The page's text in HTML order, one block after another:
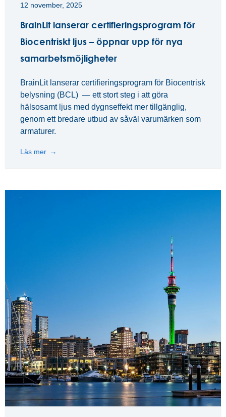
12 november, 2025
BrainLit lanserar certifieringsprogram för
Biocentriskt ljus – öppnar upp för nya
samarbetsmöjligheter
BrainLit lanserar certifieringsprogram för Biocentrisk
belysning (BCL) — ett stort steg i att göra
hälsosamt ljus med dygnseffekt mer tillgänglig,
genom ett bredare utbud av såväl varumärken som
armaturer.
Läs mer